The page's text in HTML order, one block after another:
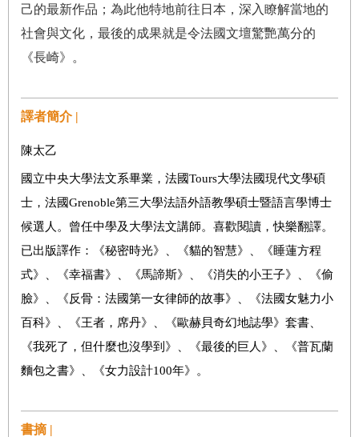
己的最新作品；為此他特地前往日本，深入瞭解當地的
社會與文化，最後的成果就是令法國文壇驚艷萬分的
《長崎》。
譯者簡介 |
陳太乙
國立中央大學法文系畢業，法國Tours大學法國現代文學碩
士，法國Grenoble第三大學法語外語教學碩士暨語言學博士
候選人。曾任中學及大學法文講師。喜歡閱讀，快樂翻譯。
已出版譯作：《秘密時光》、《貓的智慧》、《睡蓮方程
式》、《幸福書》、《馬諦斯》、《消失的小王子》、《偷
臉》、《反骨：法國第一女律師的故事》、《法國女魅力小
百科》、《王者，席丹》、《歐赫貝奇幻地誌學》套書、
《我死了，但什麼也沒學到》、《最後的巨人》、《普瓦蘭
麵包之書》、《女力設計100年》。
書摘 |